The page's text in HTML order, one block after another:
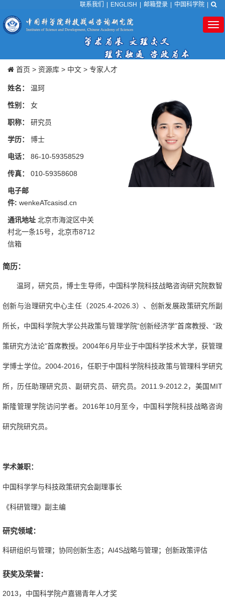
联系我们 ENGLISH 邮箱登录 中国科学院
首页 > 资源库 > 中文 > 专家人才
姓名： 温珂
性别： 女
职称： 研究员
学历： 博士
电话： 86-10-59358529
传真： 010-59358608
电子邮
件: wenkeATcasisd.cn
通讯地址 北京市海淀区中关
村北一条15号，北京市8712
信箱
简历：
温珂，研究员，博士生导师，中国科学院科技战略咨询研究院数智
创新与治理研究中心主任（2025.4-2026.3）、创新发展政策研究所副
所长，中国科学院大学公共政策与管理学院“创新经济学”首席教授、“政
策研究方法论”首席教授。2004年6月毕业于中国科学技术大学，获管理
学博士学位。2004-2016，任职于中国科学院科技政策与管理科学研究
所，历任助理研究员、副研究员、研究员。2011.9-2012.2，美国MIT
斯隆管理学院访问学者。2016年10月至今，中国科学院科技战略咨询
研究院研究员。
学术兼职：
中国科学学与科技政策研究会副理事长
《科研管理》副主编
研究领域：
科研组织与管理；协同创新生态；AI4S战略与管理；创新政策评估
获奖及荣誉：
2013，中国科学院卢嘉锡青年人才奖